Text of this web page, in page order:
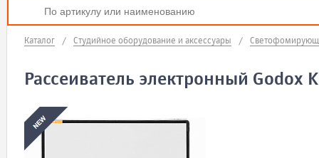
Каталог / Студийное оборудование и аксессуары /
Рассеиватель электронный Godox